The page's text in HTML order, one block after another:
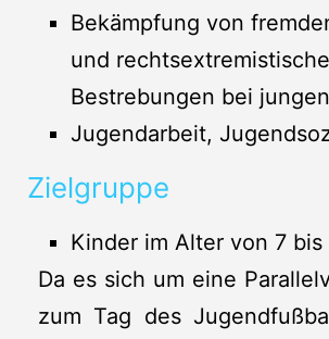
Bekämpfung von
und
Bestrebungen bei
Jugendarbeit,
Zielgruppe
Kinder im Alter von 7 bis
Da es sich um eine
zum Tag des